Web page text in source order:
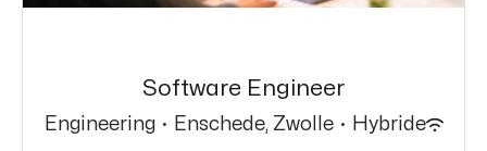
Software Engineer
Engineering · Enschede, Zwolle · Hybride